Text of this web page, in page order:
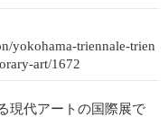
yokohama-triennale-trien
art/1672
現代アートの国際展で